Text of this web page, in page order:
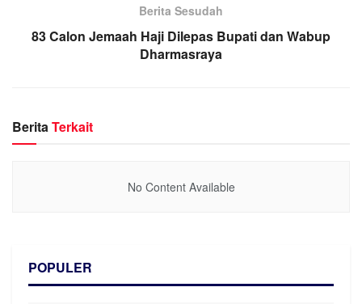
Berita Sesudah
83 Calon Jemaah Haji Dilepas Bupati dan Wabup
Dharmasraya
BeritaTerkait
No Content Available
POPULER